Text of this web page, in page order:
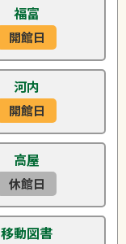
福富
開館日
河内
開館日
高屋
休館日
移動図書